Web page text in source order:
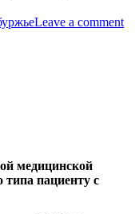
Leave a comment
медицинской
пациенту с